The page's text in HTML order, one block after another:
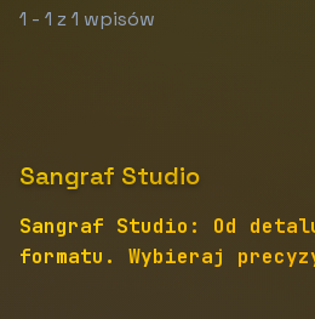
1 - 1 z 1 wpisów
Sangraf Studio
Sangraf Studio: Od
formatu. Wybieraj